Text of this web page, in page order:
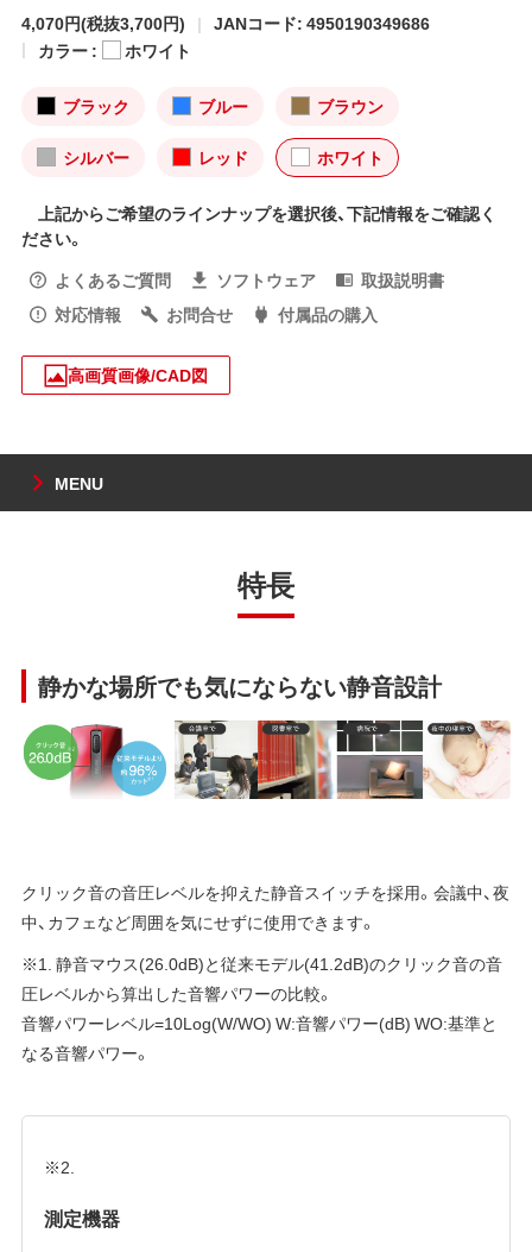
4,070円(税抜3,700円)
JANコード: 4950190349686
カラー :
ホワイト
ブラック ブルー ブラウン
シルバー レッド ホワイト
上記からご希望のラインナップを選択後、下記情報をご確認く
ださい。
よくあるご質問
ソフトウェア
取扱説明書
対応情報
お問合せ 付属品の購入
高画質画像/CAD図
MENU
特長
静かな場所でも気にならない静音設計
クリック音の音圧レベルを抑えた静音スイッチを採用。会議中、夜
中、カフェなど周囲を気にせずに使用できます。
※1. 静音マウス(26.0dB)と従来モデル(41.2dB)のクリック音の音
圧レベルから算出した音響パワーの比較。
音響パワーレベル=10Log(W/WO) W:音響パワー(dB) WO:基準と
なる音響パワー。
※2.
測定機器